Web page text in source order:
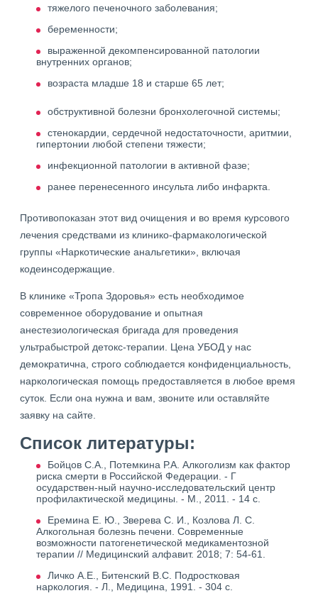
тяжелого печеночного заболевания;
беременности;
выраженной декомпенсированной патологии
внутренних органов;
возраста младше 18 и старше 65 лет;
обструктивной болезни бронхолегочной системы;
стенокардии, сердечной недостаточности, аритмии,
гипертонии любой степени тяжести;
инфекционной патологии в активной фазе;
ранее перенесенного инсульта либо инфаркта.
Противопоказан этот вид очищения и во время курсового
лечения средствами из клинико-фармакологической
группы «Наркотические анальгетики», включая
кодеинсодержащие.
В клинике «Тропа Здоровья» есть необходимое
современное оборудование и опытная
анестезиологическая бригада для проведения
ультрабыстрой детокс-терапии. Цена УБОД у нас
демократична, строго соблюдается конфиденциальность,
наркологическая помощь предоставляется в любое время
суток. Если она нужна и вам, звоните или оставляйте
заявку на сайте.
Список литературы:
Бойцов С.А., Потемкина Р.А. Алкоголизм как фактор
риска смерти в Российской Федерации. - Г
осударствен-ный научно-исследовательский центр
профилактической медицины. - М., 2011. - 14 с.
Еремина Е. Ю., Зверева С. И., Козлова Л. С.
Алкогольная болезнь печени. Современные
возможности патогенетической медикаментозной
терапии // Медицинский алфавит. 2018; 7: 54-61.
Личко А.Е., Битенский В.С. Подростковая
наркология. - Л., Медицина, 1991. - 304 с.